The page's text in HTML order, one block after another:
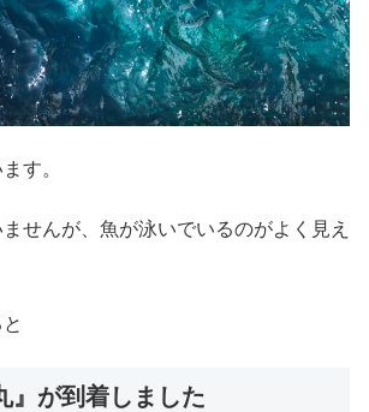
す。
せんが、魚が泳いでいるのがよく見え
』が到着しました